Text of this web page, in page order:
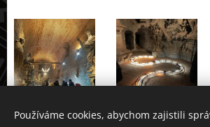
Používáme cookies, abychom zajistili